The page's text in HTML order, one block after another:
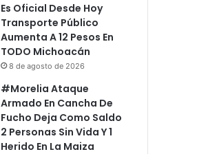
Es Oficial Desde Hoy
Transporte Público
Aumenta A 12 Pesos En
TODO Michoacán
8 de agosto de 2026
#Morelia Ataque
Armado En Cancha De
Fucho Deja Como Saldo
2 Personas Sin Vida Y 1
Herido En La Maiza